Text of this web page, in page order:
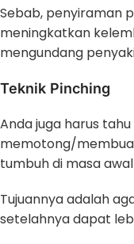
Sebab, penyiraman
meningkatkan
mengundang
Teknik Pinching
Anda juga harus
memotong/
tumbuh di masa
Tujuannya adalah
setelahnya dapat